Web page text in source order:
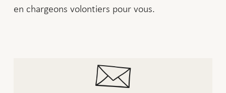
en chargeons volontiers pour vous.